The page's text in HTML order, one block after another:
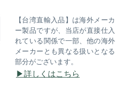
【台湾直輸入品】は海外メーカ
ー製品ですが、当店が直接仕入
れている関係で一部、他の海外
メーカーとも異なる扱いとなる
部分がございます。
詳しくはこちら